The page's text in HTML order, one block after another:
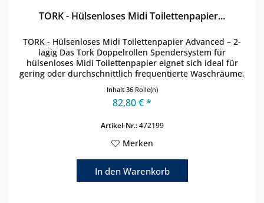
TORK - Hülsenloses Midi Toilettenpapier...
TORK - Hülsenloses Midi Toilettenpapier Advanced – 2-
lagig Das Tork Doppelrollen Spendersystem für
hülsenloses Midi Toilettenpapier eignet sich ideal für
gering oder durchschnittlich frequentierte Waschräume,
Inhalt 36 Rolle(n)
82,80 € *
Artikel-Nr.:472199
Merken
In den Warenkorb